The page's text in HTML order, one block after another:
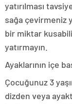
yatırılması
sağa çevirmeniz
bir miktar
yatırmayın.
Ayaklarının içe
Çocuğunuz 3
dizden veya